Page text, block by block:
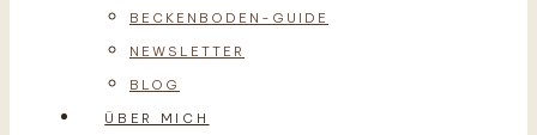
BECKENBODEN-GUIDE
NEWSLETTER
BLOG
ÜBER MICH